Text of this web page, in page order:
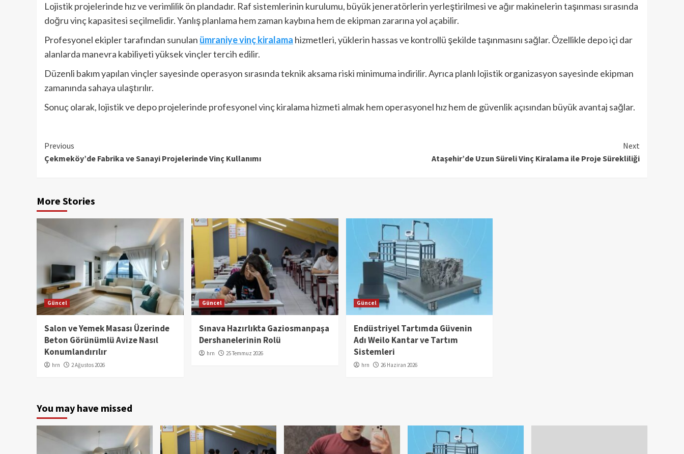
Lojistik projelerinde hız ve verimlilik ön plandadır. Raf sistemlerinin kurulumu, büyük jeneratörlerin yerleştirilmesi ve ağır makinelerin taşınması sırasında
doğru vinç kapasitesi seçilmelidir. Yanlış planlama hem zaman kaybına hem de ekipman zararına yol açabilir.
Profesyonel ekipler tarafından sunulan ümraniye vinç kiralama hizmetleri, yüklerin hassas ve kontrollü şekilde taşınmasını sağlar. Özellikle depo içi dar
alanlarda manevra kabiliyeti yüksek vinçler tercih edilir.
Düzenli bakım yapılan vinçler sayesinde operasyon sırasında teknik aksama riski minimuma indirilir. Ayrıca planlı lojistik organizasyon sayesinde ekipman
zamanında sahaya ulaştırılır.
Sonuç olarak, lojistik ve depo projelerinde profesyonel vinç kiralama hizmeti almak hem operasyonel hız hem de güvenlik açısından büyük avantaj sağlar.
Continue
Reading
Previous
Çekmeköy’de Fabrika ve Sanayi Projelerinde Vinç Kullanımı
Next
Ataşehir’de Uzun Süreli Vinç Kiralama ile Proje Sürekliliği
More Stories
Güncel
Salon ve Yemek Masası Üzerinde
Beton Görünümlü Avize Nasıl
Konumlandırılır
hrn 2 Ağustos 2026
Güncel
Sınava Hazırlıkta Gaziosmanpaşa
Dershanelerinin Rolü
hrn 25 Temmuz 2026
Güncel
Endüstriyel Tartımda Güvenin
Adı Weilo Kantar ve Tartım
Sistemleri
hrn 26 Haziran 2026
You may have missed